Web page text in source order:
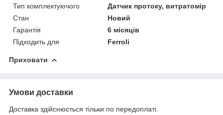
Тип комплектуючого
Датчик протоку, витратомір
Стан
Новий
Гарантія
6 місяців
Підходить для
Ferroli
Приховати
Умови доставки
Доставка здійснюється тільки по передоплаті.